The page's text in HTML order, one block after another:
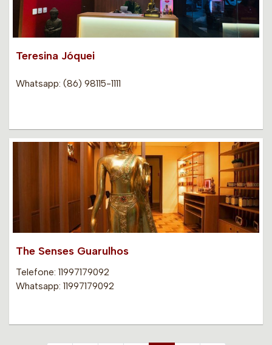
Teresina Jóquei
Whatsapp: (86) 98115-1111
The Senses Guarulhos
Telefone: 11997179092
Whatsapp: 11997179092